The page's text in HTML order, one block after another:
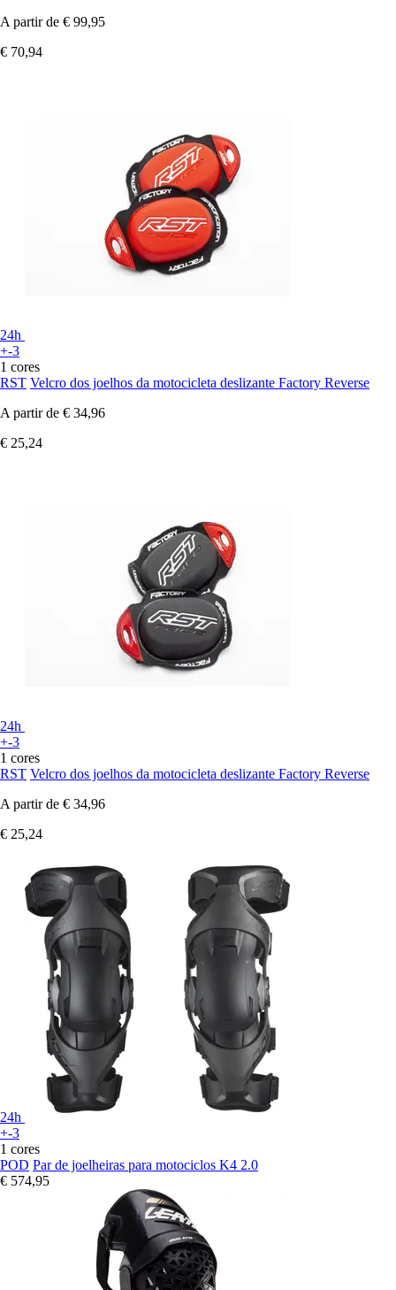
A partir de € 99,95
€ 70,94
24h
+-3
1 cores
RST Velcro dos joelhos da motocicleta deslizante Factory Reverse
A partir de € 34,96
€ 25,24
24h
+-3
1 cores
RST Velcro dos joelhos da motocicleta deslizante Factory Reverse
A partir de € 34,96
€ 25,24
24h
+-3
1 cores
POD Par de joelheiras para motociclos K4 2.0
€ 574,95